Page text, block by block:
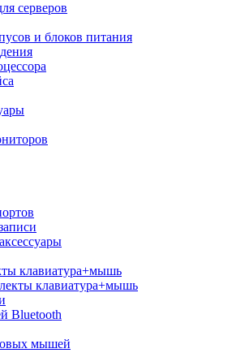
серверов
и блоков питания
клавиатура+мышь
клавиатура+мышь
Bluetooth
мышей